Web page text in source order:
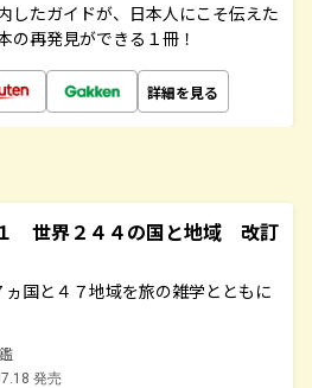
したガイドが、日本人にこそ伝えた
の再発見ができる１冊！
詳細を見る
世界２４４の国と地域 改訂
ヵ国と４７地域を旅の雑学とともに
発売